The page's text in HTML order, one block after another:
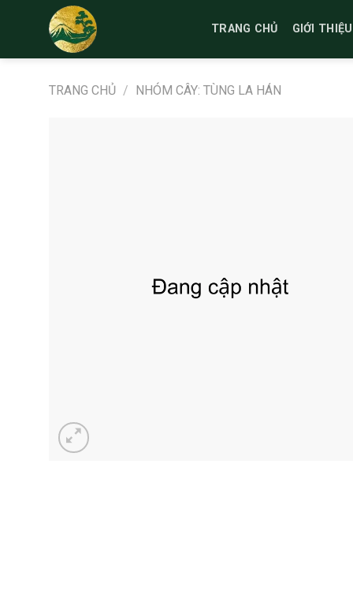
TRANG CHỦ GIỚI THIỆU
TRANG CHỦ / NHÓM CÂY: TÙNG LA HÁN